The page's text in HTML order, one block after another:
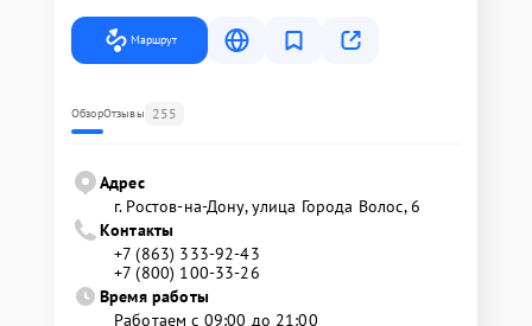
Маршрут
ОбзорОтзывы 255
Адрес
г. Ростов-на-Дону, улица Города Волос, 6
Контакты
+7 (863) 333-92-43
+7 (800) 100-33-26
Время работы
Работаем с 09:00 до 21:00